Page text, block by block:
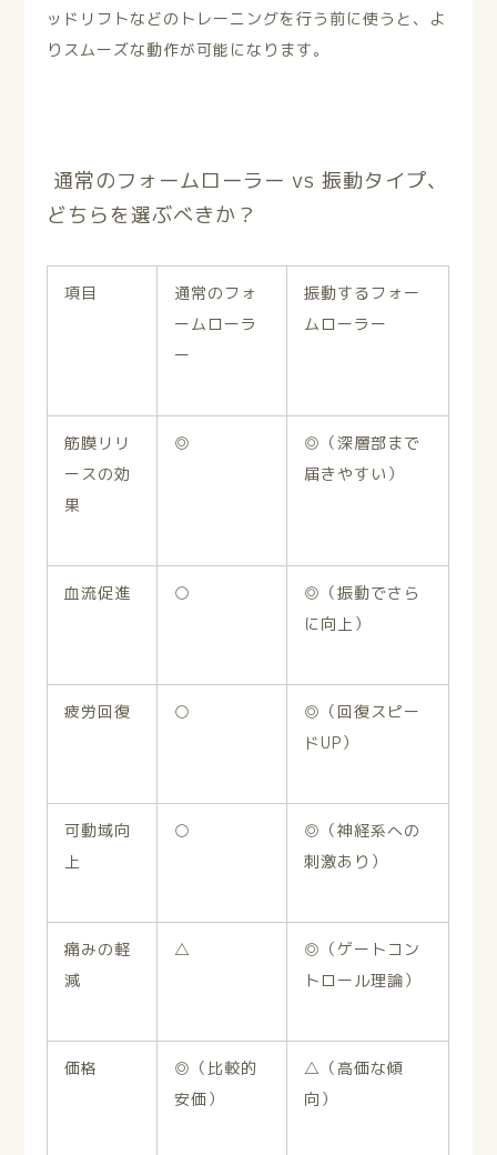
ッドリフトなどのトレーニングを行う前に使うと、よ
りスムーズな動作が可能になります。
通常のフォームローラー vs 振動タイプ、
どちらを選ぶべきか？
項目
通常のフォ
ームローラ
ー
振動するフォー
ムローラー
筋膜リリ
ースの効
果
◎
◎（深層部まで
届きやすい）
血流促進 ○
◎（振動でさら
に向上）
疲労回復 ○
◎（回復スピー
ド UP）
可動域向
上
○
◎（神経系への
刺激あり）
痛みの軽
減
△
◎（ゲートコン
トロール理論）
価格
◎（比較的
安価）
△ （高価な傾
向）